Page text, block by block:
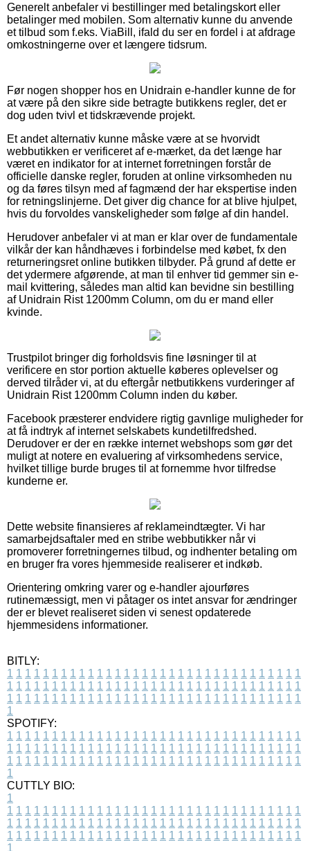
Generelt anbefaler vi bestillinger med betalingskort eller
betalinger med mobilen. Som alternativ kunne du anvende
et tilbud som f.eks. ViaBill, ifald du ser en fordel i at afdrage
omkostningerne over et længere tidsrum.
Før nogen shopper hos en Unidrain e-handler kunne de for
at være på den sikre side betragte butikkens regler, det er
dog uden tvivl et tidskrævende projekt.
Et andet alternativ kunne måske være at se hvorvidt
webbutikken er verificeret af e-mærket, da det længe har
været en indikator for at internet forretningen forstår de
officielle danske regler, foruden at online virksomheden nu
og da føres tilsyn med af fagmænd der har ekspertise inden
for retningslinjerne. Det giver dig chance for at blive hjulpet,
hvis du forvoldes vanskeligheder som følge af din handel.
Herudover anbefaler vi at man er klar over de fundamentale
vilkår der kan håndhæves i forbindelse med købet, fx den
returneringsret online butikken tilbyder. På grund af dette er
det ydermere afgørende, at man til enhver tid gemmer sin e-
mail kvittering, således man altid kan bevidne sin bestilling
af Unidrain Rist 1200mm Column, om du er mand eller
kvinde.
Trustpilot bringer dig forholdsvis fine løsninger til at
verificere en stor portion aktuelle køberes oplevelser og
derved tilråder vi, at du eftergår netbutikkens vurderinger af
Unidrain Rist 1200mm Column inden du køber.
Facebook præsterer endvidere rigtig gavnlige muligheder for
at få indtryk af internet selskabets kundetilfredshed.
Derudover er der en række internet webshops som gør det
muligt at notere en evaluering af virksomhedens service,
hvilket tillige burde bruges til at fornemme hvor tilfredse
kunderne er.
Dette website finansieres af reklameindtægter. Vi har
samarbejdsaftaler med en stribe webbutikker når vi
promoverer forretningernes tilbud, og indhenter betaling om
en bruger fra vores hjemmeside realiserer et indkøb.
Orientering omkring varer og e-handler ajourføres
rutinemæssigt, men vi påtager os intet ansvar for ændringer
der er blevet realiseret siden vi senest opdaterede
hjemmesidens informationer.
BITLY:
1 1 1 1 1 1 1 1 1 1 1 1 1 1 1 1 1 1 1 1 1 1 1 1 1 1 1 1 1 1 1 1 1
1 1 1 1 1 1 1 1 1 1 1 1 1 1 1 1 1 1 1 1 1 1 1 1 1 1 1 1 1 1 1 1 1
1 1 1 1 1 1 1 1 1 1 1 1 1 1 1 1 1 1 1 1 1 1 1 1 1 1 1 1 1 1 1 1 1
1
SPOTIFY:
1 1 1 1 1 1 1 1 1 1 1 1 1 1 1 1 1 1 1 1 1 1 1 1 1 1 1 1 1 1 1 1 1
1 1 1 1 1 1 1 1 1 1 1 1 1 1 1 1 1 1 1 1 1 1 1 1 1 1 1 1 1 1 1 1 1
1 1 1 1 1 1 1 1 1 1 1 1 1 1 1 1 1 1 1 1 1 1 1 1 1 1 1 1 1 1 1 1 1
1
CUTTLY BIO:
1
1 1 1 1 1 1 1 1 1 1 1 1 1 1 1 1 1 1 1 1 1 1 1 1 1 1 1 1 1 1 1 1 1
1 1 1 1 1 1 1 1 1 1 1 1 1 1 1 1 1 1 1 1 1 1 1 1 1 1 1 1 1 1 1 1 1
1 1 1 1 1 1 1 1 1 1 1 1 1 1 1 1 1 1 1 1 1 1 1 1 1 1 1 1 1 1 1 1 1
1